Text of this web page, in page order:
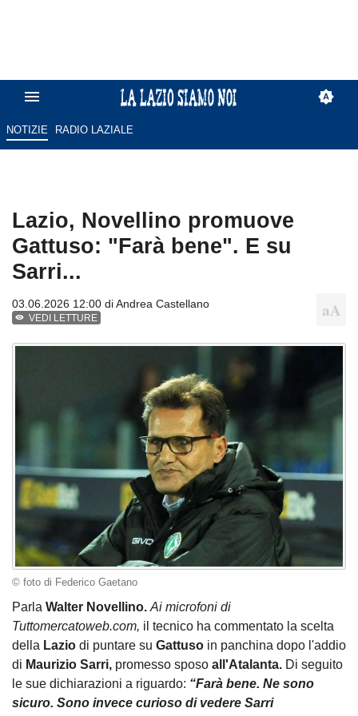
NOTIZIE RADIO LAZIALE
Lazio, Novellino promuove
Gattuso: "Farà bene". E su
Sarri...
03.06.2026 12:00 diAndrea Castellano
VEDI LETTURE
© foto di Federico Gaetano
Parla Walter Novellino. Ai microfoni di
Tuttomercatoweb.com, il tecnico ha commentato la scelta
della Lazio di puntare su Gattuso in panchina dopo l'addio
di Maurizio Sarri, promesso sposo all'Atalanta. Di seguito
le sue dichiarazioni a riguardo: “Farà bene. Ne sono
sicuro. Sono invece curioso di vedere Sarri